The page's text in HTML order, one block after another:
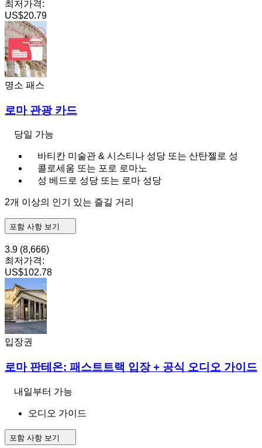
최저가격:
US$20.79
명소 패스
로마 관광 카드
당일 가능
바티칸 미술관 & 시스티나 성당 또는 산탄젤로 성
콜로세움 또는 포로 로마노
성 베드로 성당 또는 로마 성당
2개 이상의 인기 있는 즐길 거리
포함 사항 보기
3.9 (8,666)
최저가격:
US$102.78
입장권
로마 판테온: 패스트트랙 입장 + 공식 오디오 가이드
내일부터 가능
오디오 가이드
포함 사항 보기